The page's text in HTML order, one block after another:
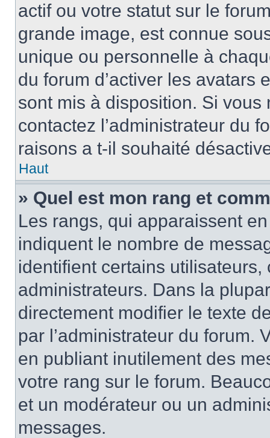
actif ou votre statut sur le
grande image, est connue
unique ou personnelle à
du forum d’activer les avatars
sont mis à disposition. Si vous
contactez l’administrateur du
raisons a t-il souhaité
Haut
» Quel est mon rang et
Les rangs, qui apparaissent
indiquent le nombre de
identifient certains
administrateurs. Dans la
directement modifier le texte
par l’administrateur du forum.
en publiant inutilement des
votre rang sur le forum.
et un modérateur ou un
messages.